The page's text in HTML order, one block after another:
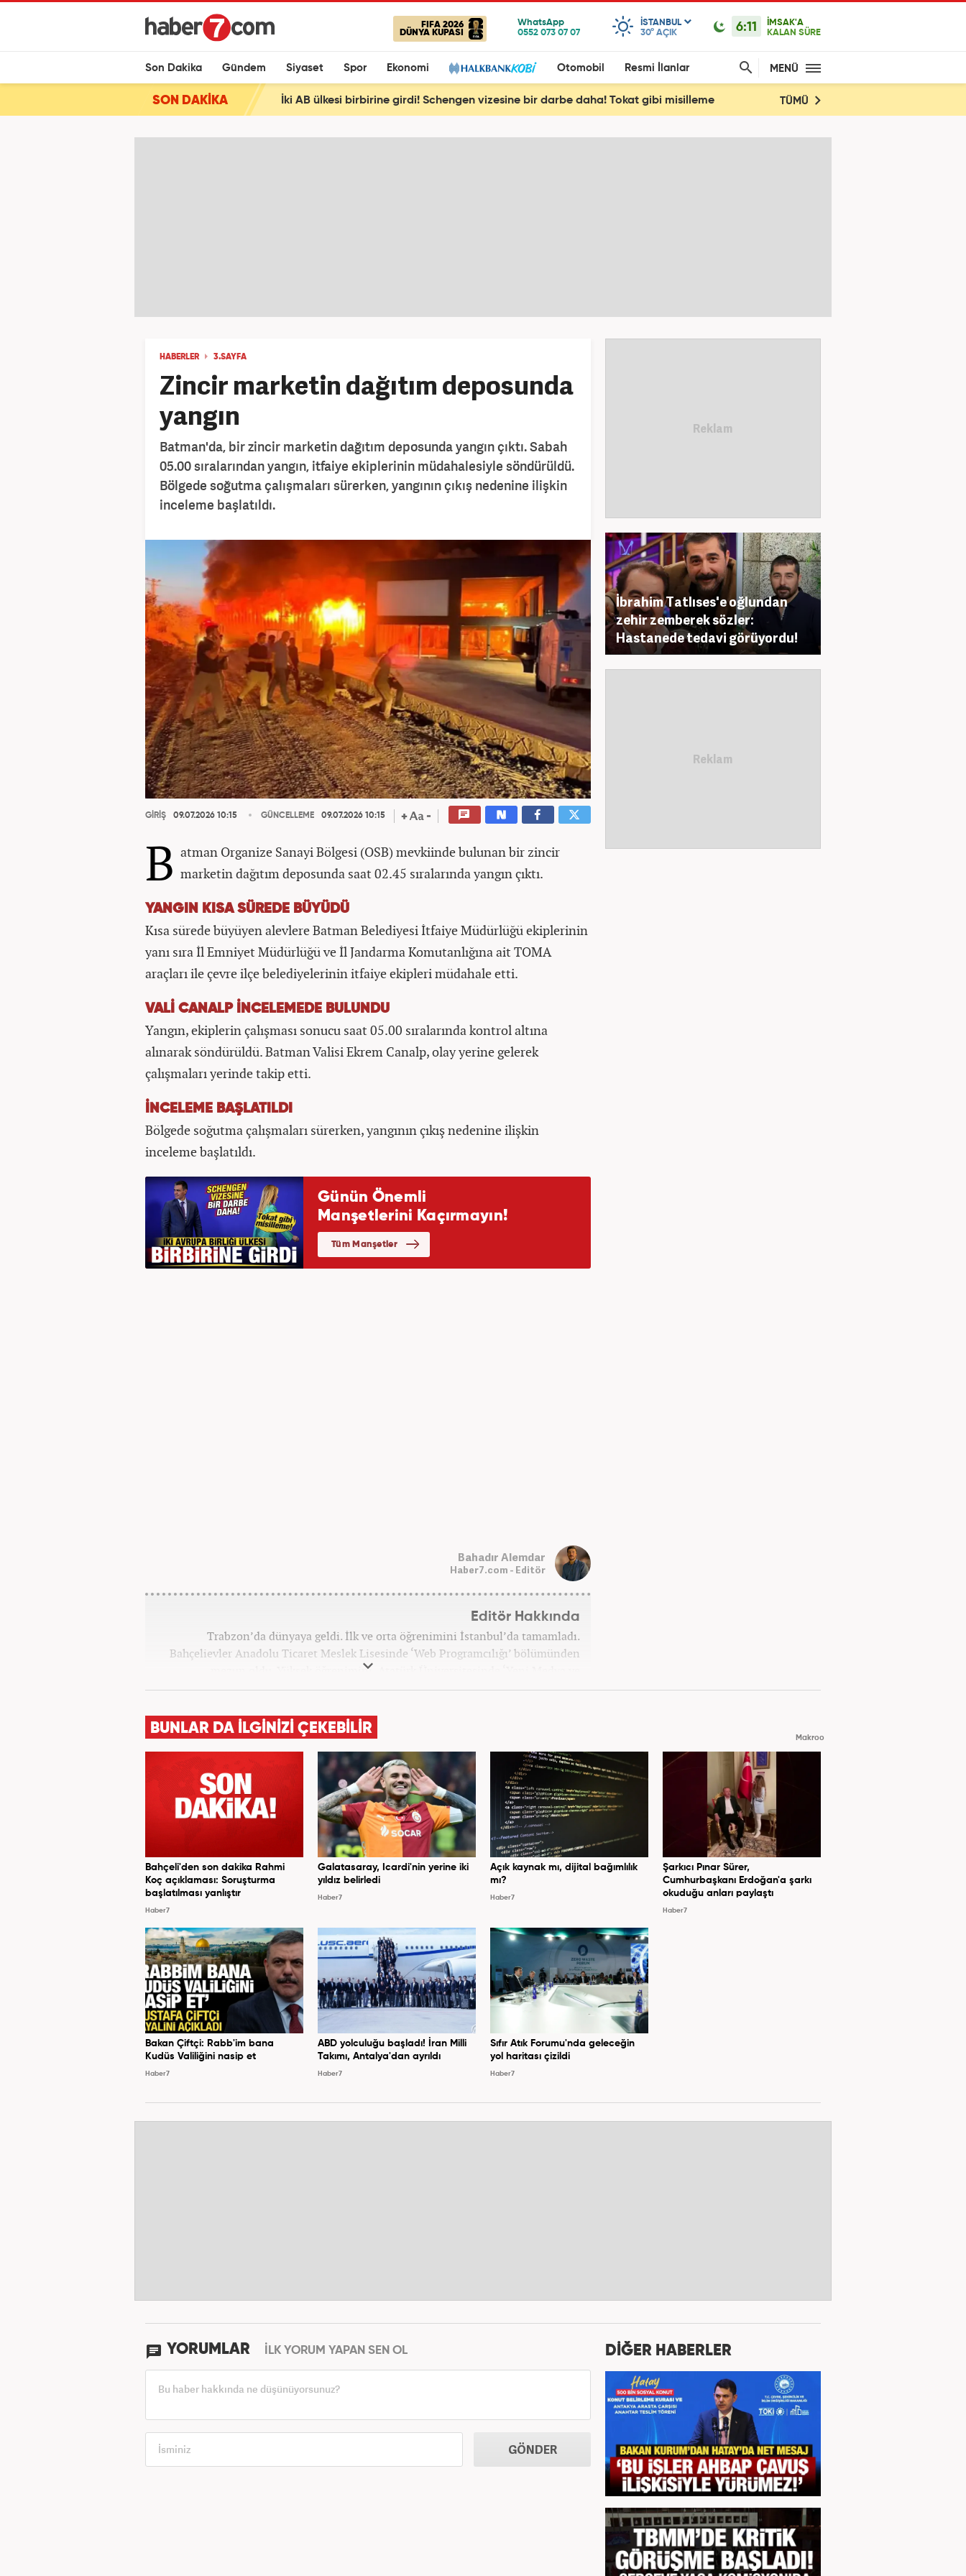
FIFA 2026
DÜNYA KUPASI
ISTANBUL
30° AÇIK 6:11
İMSAK'A
KALAN SÜRE
Son Dakika Gündem Siyaset Spor Ekonomi Otomobil Resmi İlanlar MENÜ
SON DAKİKA İki AB ülkesi birbirine girdi! Schengen vizesine bir darbe daha! Tokat gibi misilleme TÜMÜ
HABERLER 3.SAYFA
Zincir marketin dağıtım deposunda
yangın
Batman'da, bir zincir marketin dağıtım deposunda yangın çıktı. Sabah
05.00 sıralarından yangın, itfaiye ekiplerinin müdahalesiyle söndürüldü.
Bölgede soğutma çalışmaları sürerken, yangının çıkış nedenine ilişkin
inceleme başlatıldı.
GİRİŞ 09.07.2026 10:15 GÜNCELLEME 09.07.2026 10:15
B atman Organize Sanayi Bölgesi (OSB) mevkiinde bulunan bir zincir
marketin dağıtım deposunda saat 02.45 sıralarında yangın çıktı.
YANGIN KISA SÜREDE BÜYÜDÜ
Kısa sürede büyüyen alevlere Batman Belediyesi İtfaiye Müdürlüğü ekiplerinin
yanı sıra İl Emniyet Müdürlüğü ve İl Jandarma Komutanlığına ait TOMA
araçları ile çevre ilçe belediyelerinin itfaiye ekipleri müdahale etti.
VALİ CANALP İNCELEMEDE BULUNDU
Yangın, ekiplerin çalışması sonucu saat 05.00 sıralarında kontrol altına
alınarak söndürüldü. Batman Valisi Ekrem Canalp, olay yerine gelerek
çalışmaları yerinde takip etti.
İNCELEME BAŞLATILDI
Bölgede soğutma çalışmaları sürerken, yangının çıkış nedenine ilişkin
inceleme başlatıldı.
Bahadır Alemdar
Haber7.com - Editör
Editör Hakkında
Trabzon’da dünyaya geldi. İlk ve orta öğrenimini İstanbul’da tamamladı.
Bahçelievler Anadolu Ticaret Meslek Lisesinde ‘Web Programcılığı’ bölümünden
mezun oldu. Yüksek öğrenimini, Atatürk Üniversitesinde ‘Yeni Medya ve
Gazetecilik’ mezunu olarak tamamladı. Gazeteciliğe ilk adımını 2011 yılında attı.
üzere ağırlıklı olarak gündem, dünya, ekonomi, spor ve teknoloji kategorilerinde
birçok haber ve röportaja imza atarak galeri ve video hazırladı. Bahadır Alemdar,
meslek hayatına Haber7.com'da aktif olarak devam etmektedir.
İbrahim Tatlıses'e oğlundan
zehir zemberek sözler:
Hastanede tedavi görüyordu!
BUNLAR DA İLGİNİZİ ÇEKEBİLİR
Makroo
Bahçeli'den son dakika Rahmi
Koç açıklaması: Soruşturma
başlatılması yanlıştır
Haber7
Galatasaray, Icardi'nin yerine iki
yıldız belirledi
Haber7
Açık kaynak mı, dijital bağımlılık
mı?
Haber7
Şarkıcı Pınar Sürer,
Cumhurbaşkanı Erdoğan'a şarkı
okuduğu anları paylaştı
Haber7
Bakan Çiftçi: Rabb'im bana
Kudüs Valiliğini nasip et
Haber7
ABD yolculuğu başladı! İran Milli
Takımı, Antalya'dan ayrıldı
Haber7
Sıfır Atık Forumu'nda geleceğin
yol haritası çizildi
Haber7
YORUMLAR İLK YORUM YAPAN SEN OL
GÖNDER
DİĞER HABERLER